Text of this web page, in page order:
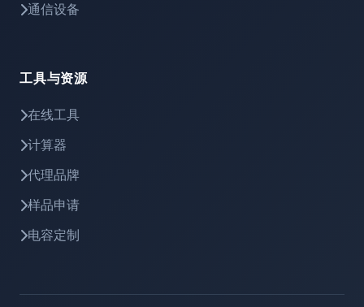
通信设备
工具与资源
在线工具
计算器
代理品牌
样品申请
电容定制